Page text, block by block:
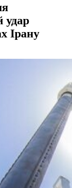
удар
Ірану